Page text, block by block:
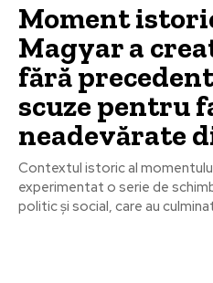
Moment
Magyar a
fără
scuze pentru
neadevărate
Contextul istoric al
experimentat o serie de
politic și social, care au